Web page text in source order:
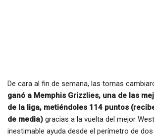
De cara al fin de semana, las tornas
ganó a Memphis Grizzlies, una de las
de la liga, metiéndoles 114 puntos
de media) gracias a la vuelta del mejor
inestimable ayuda desde el perímetro de